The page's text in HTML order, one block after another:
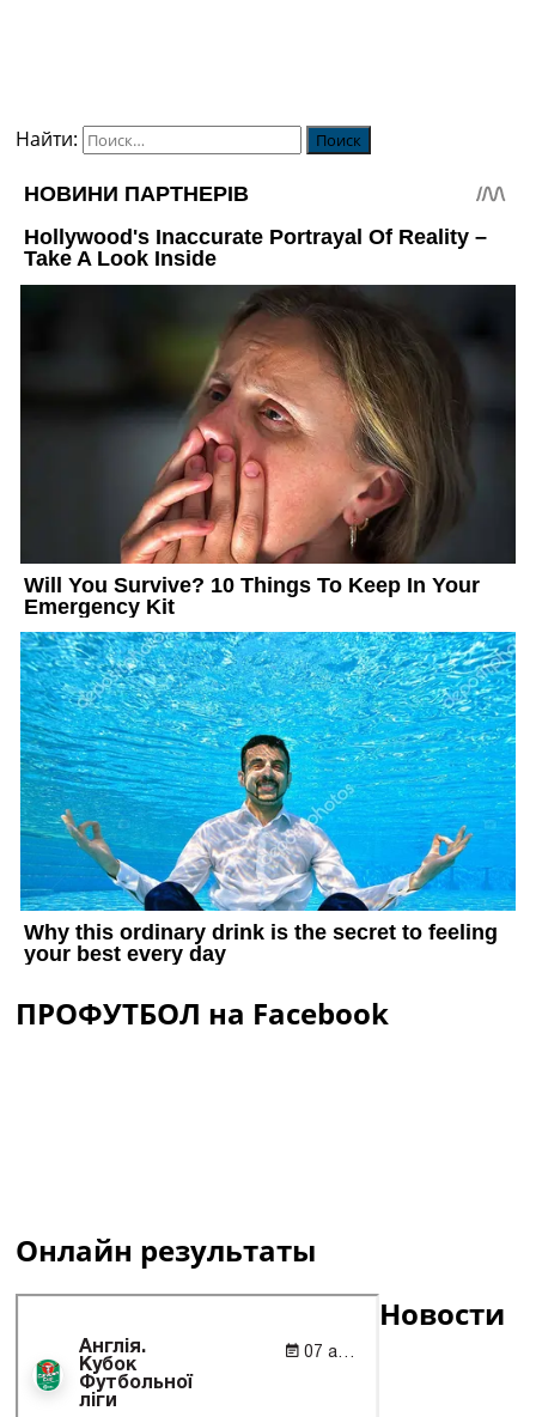
Найти:
ПРОФУТБОЛ на Facebook
Онлайн результаты
Новости